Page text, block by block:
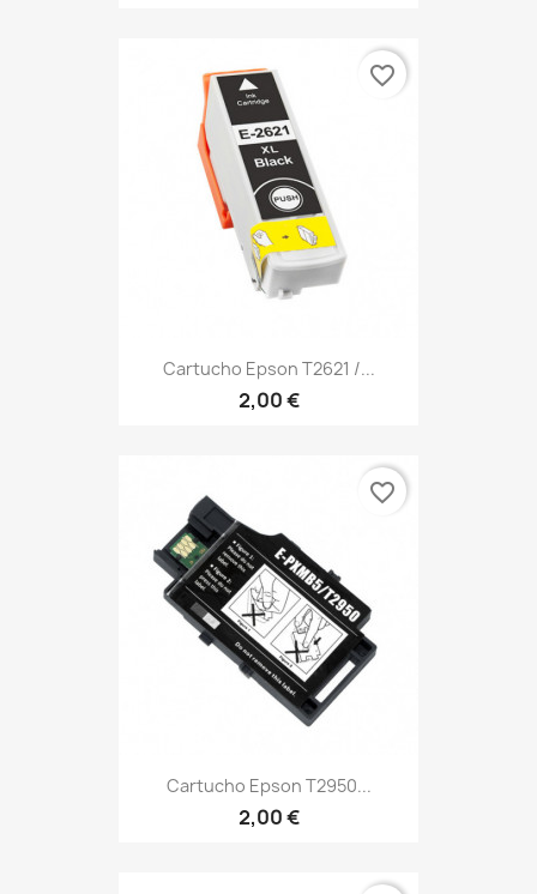
Cartucho Epson T2621 /...
2,00 €
favorite_border
Cartucho Epson T2950...
2,00 €
favorite_border